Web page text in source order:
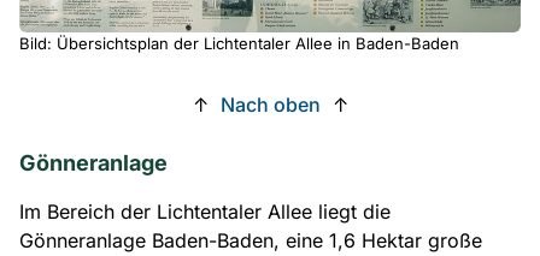
Bild: Übersichtsplan der Lichtentaler Allee in Baden-Baden
↑ Nach oben ↑
Gönneranlage
Im Bereich der Lichtentaler Allee liegt die
Gönneranlage Baden-Baden, eine 1,6 Hektar große